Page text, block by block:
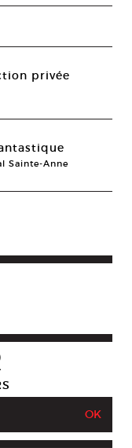
privée
Sainte-Anne